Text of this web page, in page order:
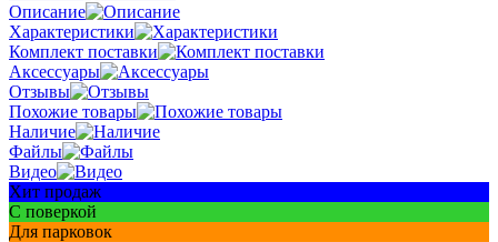
Описание
Характеристики
Комплект поставки
Аксессуары
Отзывы
Похожие товары
Наличие
Файлы
Видео
Хит продаж
С поверкой
Для парковок